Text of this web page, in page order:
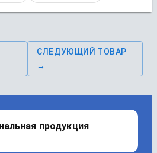
СЛЕДУЮЩИЙ ТОВАР
→
продукция